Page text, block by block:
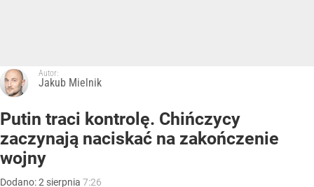
Autor:
Jakub Mielnik
Putin traci kontrolę. Chińczycy
zaczynają naciskać na zakończenie
wojny
Dodano:2 sierpnia 7:26